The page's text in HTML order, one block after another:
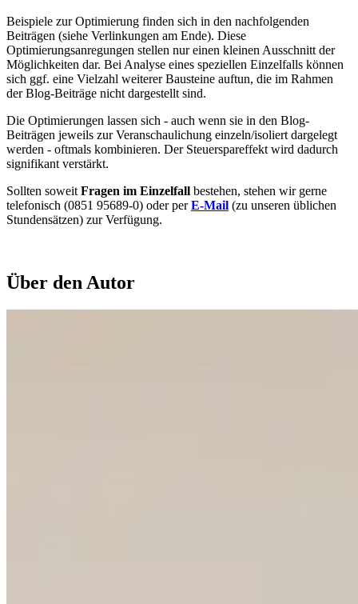
Beispiele zur Optimierung finden sich in den nachfolgenden
Beiträgen (siehe Verlinkungen am Ende). Diese
Optimierungsanregungen stellen nur einen kleinen Ausschnitt der
Möglichkeiten dar. Bei Analyse eines speziellen Einzelfalls können
sich ggf. eine Vielzahl weiterer Bausteine auftun, die im Rahmen
der Blog-Beiträge nicht dargestellt sind.
Die Optimierungen lassen sich - auch wenn sie in den Blog-
Beiträgen jeweils zur Veranschaulichung einzeln/isoliert dargelegt
werden - oftmals kombinieren. Der Steuerspareffekt wird dadurch
signifikant verstärkt.
Sollten soweit Fragen im Einzelfall bestehen, stehen wir gerne
telefonisch (0851 95689-0) oder perE-Mail (zu unseren üblichen
Stundensätzen) zur Verfügung.
Über den Autor